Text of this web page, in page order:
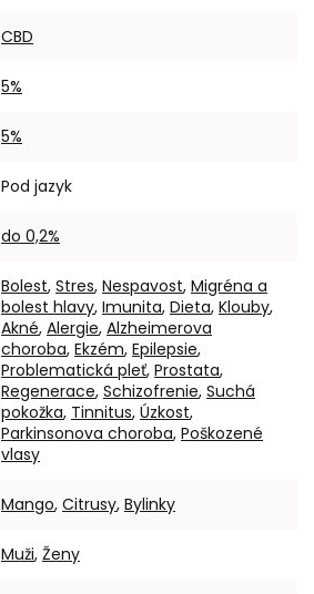
CBD
5%
5%
Pod jazyk
do 0,2%
Bolest, Stres, Nespavost, Migréna a
bolest hlavy, Imunita, Dieta, Klouby,
Akné, Alergie, Alzheimerova
choroba, Ekzém, Epilepsie,
Problematická pleť, Prostata,
Regenerace, Schizofrenie, Suchá
pokožka, Tinnitus, Úzkost,
Parkinsonova choroba, Poškozené
vlasy
Mango, Citrusy, Bylinky
Muži, Ženy